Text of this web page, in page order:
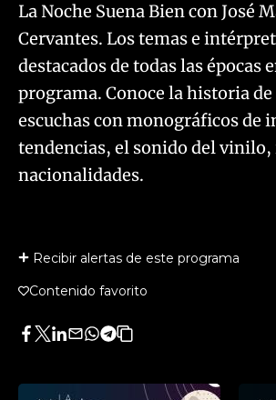
La Noche Suena Bien con José
Cervantes. Los temas e
destacados de todas las épocas
programa. Conoce la historia de
escuchas con monográficos de
tendencias, el sonido del
nacionalidades.
Recibir alertas de este programa
Contenido favorito
Facebook
Twitter
LinkedIn
Enviar
Whatsapp
Telegram
Copiar
artículo